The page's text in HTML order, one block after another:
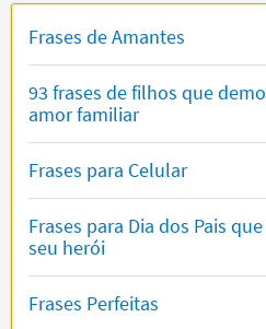
Frases de Amantes
93 frases de filhos que
amor familiar
Frases para Celular
Frases para Dia dos Pais
seu herói
Frases Perfeitas